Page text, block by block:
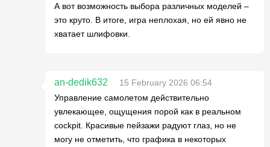
А вот возможность выбора различных моделей –
это круто. В итоге, игра неплохая, но ей явно не
хватает шлифовки.
an-dedik632
15 February 2026 06:54
Управление самолетом действительно
увлекающее, ощущения порой как в реальном
cockpit. Красивые пейзажи радуют глаз, но не
могу не отметить, что графика в некоторых